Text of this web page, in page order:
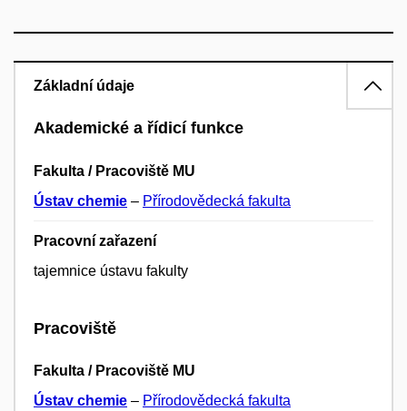
Základní údaje
Akademické a řídicí funkce
Fakulta / Pracoviště MU
Ústav chemie – Přírodovědecká fakulta
Pracovní zařazení
tajemnice ústavu fakulty
Pracoviště
Fakulta / Pracoviště MU
Ústav chemie – Přírodovědecká fakulta